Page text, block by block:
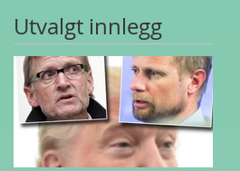
Utvalgt innlegg